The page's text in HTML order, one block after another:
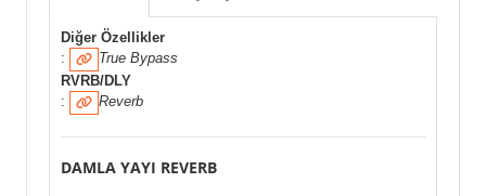
Diğer Özellikler
:
True Bypass
RVRB/DLY
:
Reverb
DAMLA YAYI REVERB